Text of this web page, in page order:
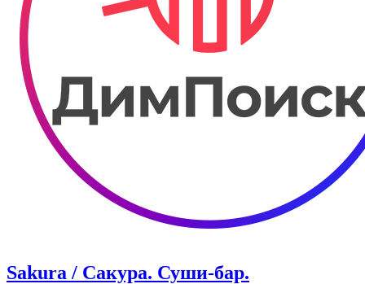
Sakura / Сакура. Суши-бар.